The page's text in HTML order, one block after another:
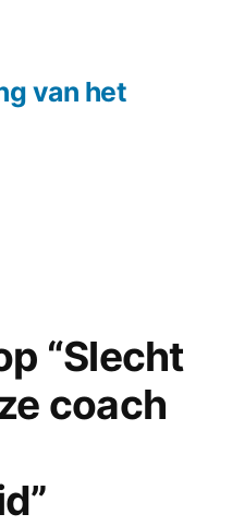
van het
“Slecht
coach